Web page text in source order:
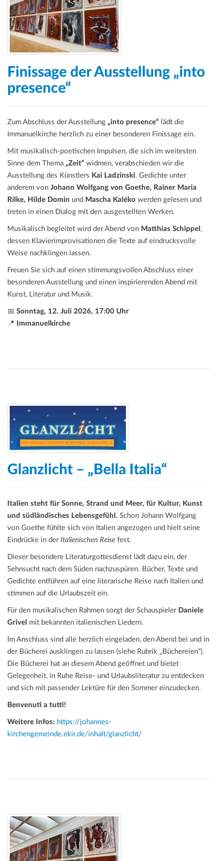
Finissage der Ausstellung „into
presence“
Zum Abschluss der Ausstellung „into presence“ lädt die
Immanuelkirche herzlich zu einer besonderen Finissage ein.
Mit musikalisch-poetischen Impulsen, die sich im weitesten
Sinne dem Thema „Zeit“ widmen, verabschieden wir die
Ausstellung des Künstlers Kai Ladzinski. Gedichte unter
anderem von Johann Wolfgang von Goethe, Rainer Maria
Rilke, Hilde Domin und Mascha Kaléko werden gelesen und
treten in einen Dialog mit den ausgestellten Werken.
Musikalisch begleitet wird der Abend von Matthias Schippel ,
dessen Klavierimprovisationen die Texte auf eindrucksvolle
Weise nachklingen lassen.
Freuen Sie sich auf einen stimmungsvollen Abschluss einer
besonderen Ausstellung und einen inspirierenden Abend mit
Kunst, Literatur und Musik.
📅 Sonntag, 12. Juli 2026, 17:00 Uhr
📍
Immanuelkirche
Glanzlicht – „Bella Italia“
Italien steht für Sonne, Strand und Meer, für Kultur, Kunst
und südländisches Lebensgefühl. Schon Johann Wolfgang
von Goethe fühlte sich von Italien angezogen und hielt seine
Eindrücke in der Italienischen Reise fest.
Dieser besondere Literaturgottesdienst lädt dazu ein, der
Sehnsucht nach dem Süden nachzuspüren. Bücher, Texte und
Gedichte entführen auf eine literarische Reise nach Italien und
stimmen auf die Urlaubszeit ein.
Für den musikalischen Rahmen sorgt der Schauspieler Daniele
Grivel mit bekannten italienischen Liedern.
Im Anschluss sind alle herzlich eingeladen, den Abend bei und in
der Bücherei ausklingen zu lassen (siehe Rubrik „Büchereien“).
Die Bücherei hat an diesem Abend geöffnet und bietet
Gelegenheit, in Ruhe Reise- und Urlaubsliteratur zu entdecken
und sich mit passender Lektüre für den Sommer einzudecken.
Benvenuti a tutti!
Weitere Infos: https://johannes-
kirchengemeinde.ekir.de/inhalt/glanzlicht/